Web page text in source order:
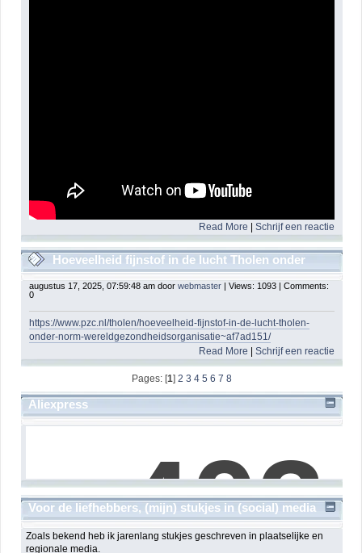
Read More |Schrijf een reactie
Hoeveelheid fijnstof in de lucht Tholen onder
norm Wereldgezondheidsorganisatie
augustus 17, 2025, 07:59:48 am door webmaster| Views: 1093 | Comments:
0
https://www.pzc.nl/tholen/hoeveelheid-fijnstof-in-de-lucht-tholen-
onder-norm-wereldgezondheidsorganisatie~af7ad151/
Read More |Schrijf een reactie
Pages: [1] 2 3 4 5 6 7 8
Aliexpress
Voor de liefhebbers, (mijn) stukjes in (social) media
Zoals bekend heb ik jarenlang stukjes geschreven in plaatselijke en
regionale media.